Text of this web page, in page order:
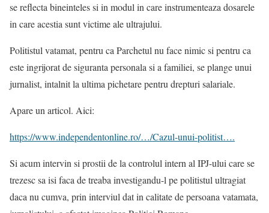
se reflecta bineinteles si in modul in care instrumenteaza dosarele
in care acestia sunt victime ale ultrajului.
Politistul vatamat, pentru ca Parchetul nu face nimic si pentru ca
este ingrijorat de siguranta personala si a familiei, se plange unui
jurnalist, intalnit la ultima pichetare pentru drepturi salariale.
Apare un articol. Aici:
https://www.independentonline.ro/…/Cazul-unui-politist….
Si acum intervin si prostii de la controlul intern al IPJ-ului care se
trezesc sa isi faca de treaba investigandu-l pe politistul ultragiat
daca nu cumva, prin interviul dat in calitate de persoana vatamata,